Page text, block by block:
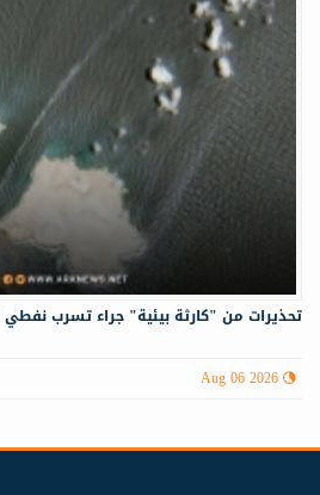
تحذيرات من "كارثة بيئية" جراء تسرب
Aug 06 2026